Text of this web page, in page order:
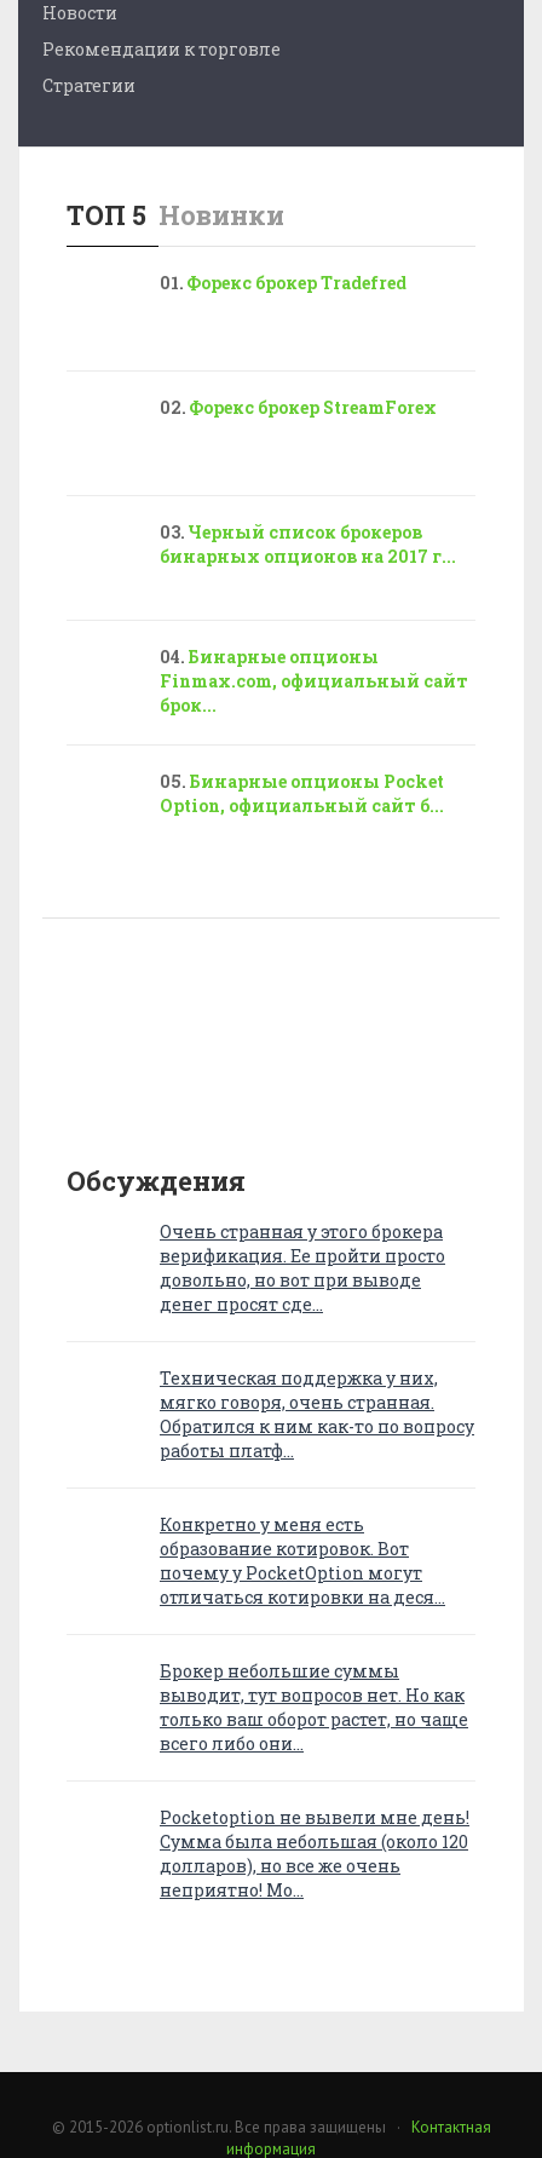
Новости
Рекомендации к торговле
Стратегии
ТОП 5 Новинки
Форекс брокер Tradefred
Форекс брокер StreamForex
Черный список брокеров
бинарных опционов на 2017 г...
Бинарные опционы
Finmax.com, официальный сайт
брок...
Бинарные опционы Pocket
Option, официальный сайт б...
Обсуждения
Очень странная у этого брокера
верификация. Ее пройти просто
довольно, но вот при выводе
денег просят сде…
Техническая поддержка у них,
мягко говоря, очень странная.
Обратился к ним как-то по вопросу
работы платф…
Конкретно у меня есть
образование котировок. Вот
почему у PocketOption могут
отличаться котировки на деся…
Брокер небольшие суммы
выводит, тут вопросов нет. Но как
только ваш оборот растет, но чаще
всего либо они…
Pocketoption не вывели мне день!
Сумма была небольшая (около 120
долларов), но все же очень
неприятно! Мо…
© 2015-2026 optionlist.ru. Все права защищены · Контактная
информация